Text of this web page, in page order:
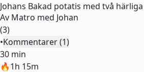
Johans Bakad potatis med två
Av Matro med Johan
(3)
•Kommentarer (1)
30 min
🔥1h 15m